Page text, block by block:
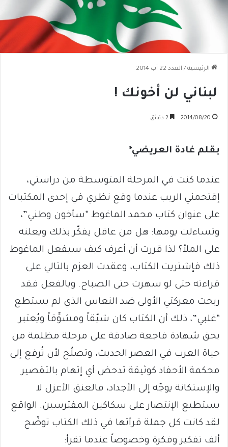
الرئيسية / العدد 22 آب 2014
لبناني لن أخونك !
2014/08/20
بقلم غادة العريضي*
عندما كنت في المرحلة المتوسطة من دراستي،
إقتحمني الريب عندما وقع نظري في إحدى المكتبات
على عنوان كتاب محمد الماغوط “سأخون وطني”،
وتساءلت يومها: هل من عاقل يفكّر بذلك ويعلنه
على الملأ؟ لذا قررت أن أعرف كيف سيفعل الماغوط
ذلك فإشتريت الكتاب، وعقدت العزم بالتالي على
قراءته حتى لو سهرت حتى الصباح. وبالفعل فقد
ربحت معركتي الأولى ضد النعاس الذي لم يستطع
“غلبي”، ذلك أن الكتاب كان شيّقاً ومشوِّقاً ويُعتبر
بحق شهادة فاجعة صادقة على مرحلة مظلمة من
حياة العرب في العصر الحديث، وتصلُح لأن تُرفع إلى
محكمة الأحفاد كوثيقة تدحض أي إتهام بالتقصير
والإستكانة يوجّه إلى الأجداد، فالعنق الأعزل لا
يستطيع الإنتصار على سكاكين المفترسين. الواقع
لقد كانت كل جملة قرأتها في ذلك الكتاب توضّح
ألف تفكير وفكرة وخصوصاً عندما تقرأ: